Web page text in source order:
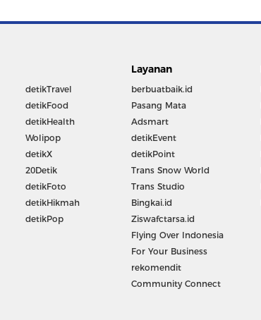
detikTravel
detikFood
detikHealth
Wolipop
detikX
20Detik
detikFoto
detikHikmah
detikPop
Layanan
berbuatbaik.id
Pasang Mata
Adsmart
detikEvent
detikPoint
Trans Snow World
Trans Studio
Bingkai.id
Ziswafctarsa.id
Flying Over Indonesia
For Your Business
rekomendit
Community Connect